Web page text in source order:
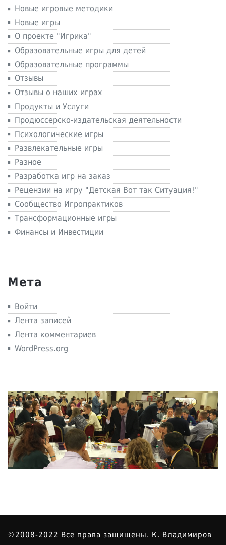
Новые игровые методики
Новые игры
О проекте "Игрика"
Образовательные игры для детей
Образовательные программы
Отзывы
Отзывы о наших играх
Продукты и Услуги
Продюссерско-издательская деятельности
Психологические игры
Развлекательные игры
Разное
Разработка игр на заказ
Рецензии на игру "Детская Вот так Ситуация!"
Сообщество Игропрактиков
Трансформационные игры
Финансы и Инвестиции
Мета
Войти
Лента записей
Лента комментариев
WordPress.org
©2008-2022 Все права защищены. К. Владимиров